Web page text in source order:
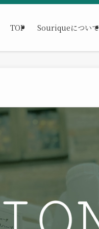
TOP Souriqueについて